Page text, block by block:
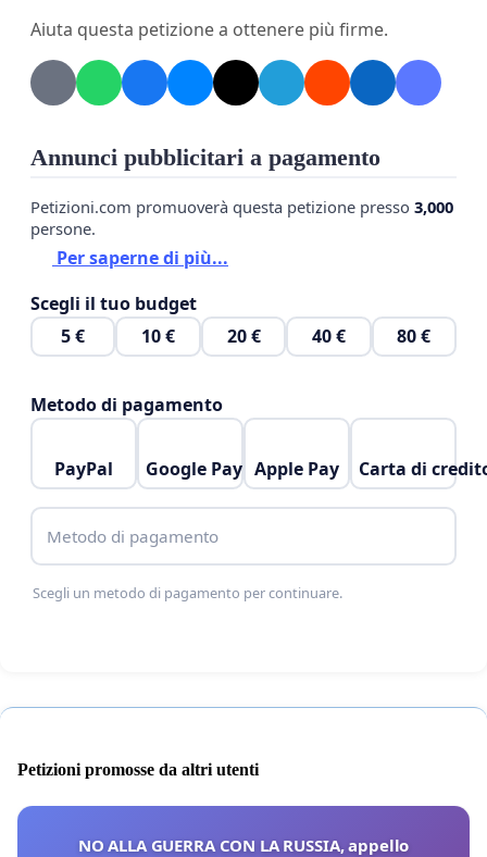
Firma questa petizione per contribuire a rendere
il nostro quartiere più vivibile e rispettoso per
Aiuta questa petizione a ottenere più firme.
Annunci pubblicitari a pagamento
Petizioni.com promuoverà questa petizione presso 3,000
persone.
Per saperne di più...
Scegli il tuo budget
5 €
10 € 20 € 40 € 80 €
Metodo di pagamento
PayPal Google Pay Apple Pay Carta di
Metodo di pagamento
Scegli un metodo di pagamento per continuare.
Petizioni promosse da altri utenti
NO ALLA GUERRA CON LA RUSSIA, appello